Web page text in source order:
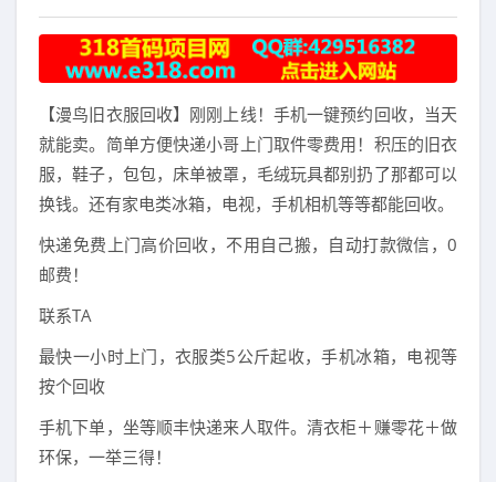
【漫鸟旧衣服回收】刚刚上线！手机一键预约回收，当天
就能卖。简单方便快递小哥上门取件零费用！积压的旧衣
服，鞋子，包包，床单被罩，毛绒玩具都别扔了那都可以
换钱。还有家电类冰箱，电视，手机相机等等都能回收。
快递免费上门高价回收，不用自己搬，自动打款微信，0
邮费！
联系TA
最快一小时上门，衣服类5公斤起收，手机冰箱，电视等
按个回收
手机下单，坐等顺丰快递来人取件。清衣柜＋赚零花＋做
环保，一举三得！